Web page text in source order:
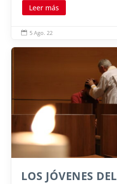
Leer más
 5 Ago. 22
LOS JÓVENES DEL